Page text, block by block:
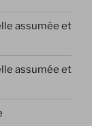
assumée et
assumée et